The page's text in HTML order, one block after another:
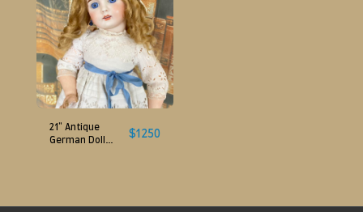
21" Antique
German Doll
$1250